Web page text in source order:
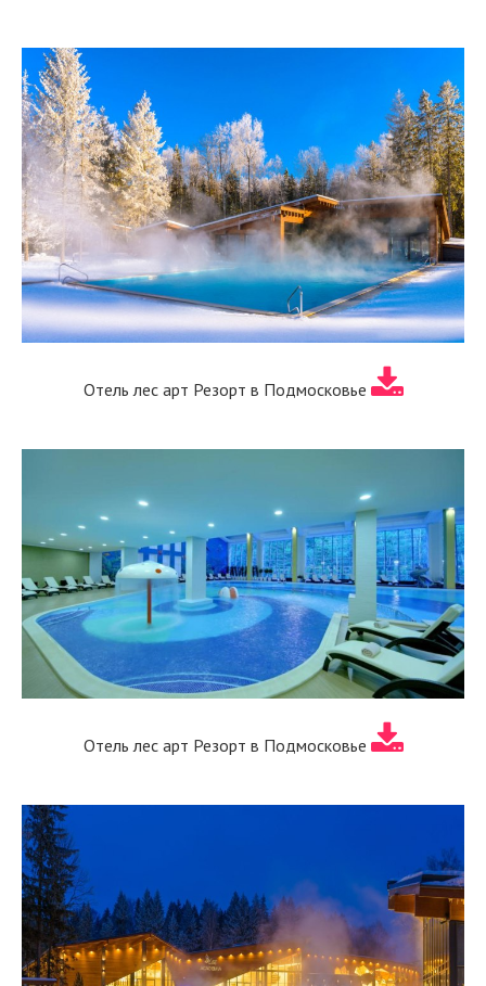
Отель лес арт Резорт в Подмосковье
Отель лес арт Резорт в Подмосковье